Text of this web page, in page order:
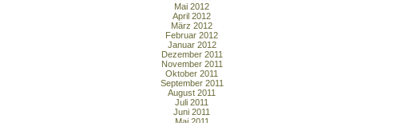
Mai 2012
April 2012
März 2012
Februar 2012
Januar 2012
Dezember 2011
November 2011
Oktober 2011
September 2011
August 2011
Juli 2011
Juni 2011